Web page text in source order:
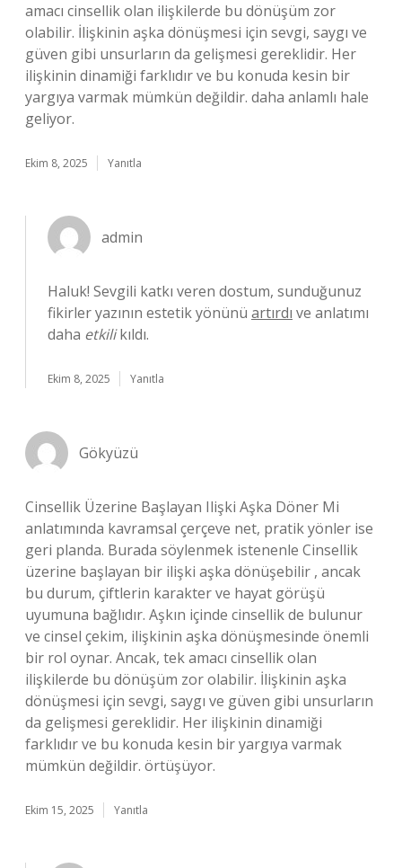
amacı cinsellik olan ilişkilerde bu dönüşüm zor
olabilir. İlişkinin aşka dönüşmesi için sevgi, saygı ve
güven gibi unsurların da gelişmesi gereklidir. Her
ilişkinin dinamiği farklıdır ve bu konuda kesin bir
yargıya varmak mümkün değildir. daha anlamlı hale
geliyor.
Ekim 8, 2025 Yanıtla
admin
Haluk! Sevgili katkı veren dostum, sunduğunuz
fikirler yazının estetik yönünü artırdı ve anlatımı
daha etkilikıldı.
Ekim 8, 2025 Yanıtla
Gökyüzü
Cinsellik Üzerine Başlayan Ilişki Aşka Döner Mi
anlatımında kavramsal çerçeve net, pratik yönler ise
geri planda. Burada söylenmek istenenle Cinsellik
üzerine başlayan bir ilişki aşka dönüşebilir , ancak
bu durum, çiftlerin karakter ve hayat görüşü
uyumuna bağlıdır. Aşkın içinde cinsellik de bulunur
ve cinsel çekim, ilişkinin aşka dönüşmesinde önemli
bir rol oynar. Ancak, tek amacı cinsellik olan
ilişkilerde bu dönüşüm zor olabilir. İlişkinin aşka
dönüşmesi için sevgi, saygı ve güven gibi unsurların
da gelişmesi gereklidir. Her ilişkinin dinamiği
farklıdır ve bu konuda kesin bir yargıya varmak
mümkün değildir. örtüşüyor.
Ekim 15, 2025 Yanıtla